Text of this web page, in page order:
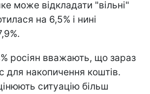
може відкладати "вільні"
на 6,5% і нині
росіян вважають, що зараз
для накопичення коштів.
ситуацію більш